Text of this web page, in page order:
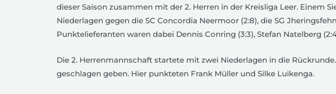
dieser Saison zusammen mit der 2. Herren in der Kreisliga Leer. Einem
Niederlagen gegen die SC Concordia Neermoor (2:8), die SG
Punktelieferanten waren dabei Dennis Conring (3:3), Stefan Natelberg
Die 2. Herrenmannschaft startete mit zwei Niederlagen in die
geschlagen geben. Hier punkteten Frank Müller und Silke Luikenga.